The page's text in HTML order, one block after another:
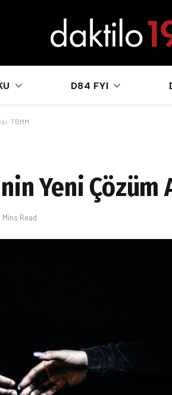
D84 FYI
TBMM
Yeni Çözüm
Mins Read